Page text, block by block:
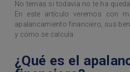
No temas si todavía no te ha
En este artículo veremos con
apalancamiento financiero, sus
y cómo se calcula.
¿Qué es el